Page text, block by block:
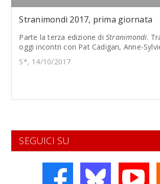
Stranimondi 2017, prima giornata
Parte la terza edizione diStranimondi.
oggi incontri con Pat Cadigan, Anne-
S*, 14/10/2017
SEGUICI SU